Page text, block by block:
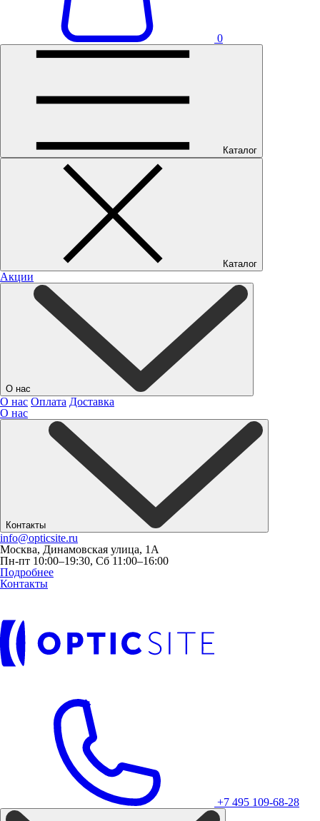
0
Каталог
Каталог
Акции
О нас
О нас Оплата Доставка
О нас
Контакты
info@opticsite.ru
Москва, Динамовская улица, 1А
Пн-пт 10:00–19:30, Сб 11:00–16:00
Подробнее
Контакты
+7 495 109-68-28